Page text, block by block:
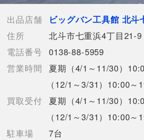
少々の使用感はあるが状態の良
【動作確認】動作確認を行っております
【詳細備考】
【バッテリ①の状態】
・充電回数：3回
・過放電：0％
【バッテリ②の状態】
・充電回数：4回
・過負荷：0％
出品店舗
ビッグバン工具館 北斗
住所
北斗市七重浜4丁目21-9
電話番号 0138-88-5959
営業時間
夏期（4/1～11/30）
（12/1～3/31）10:00～
買取受付
夏期（4/1～11/30）
（12/1～3/31）10:00～
駐車場
7台